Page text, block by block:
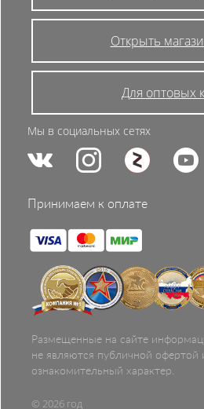
Открыть
Для оптовых
Мы в социальных сетях
Принимаем к оплате
Размещенные на сайте
не являются публичной офертой
ознакомительный характер.
© 2026 год